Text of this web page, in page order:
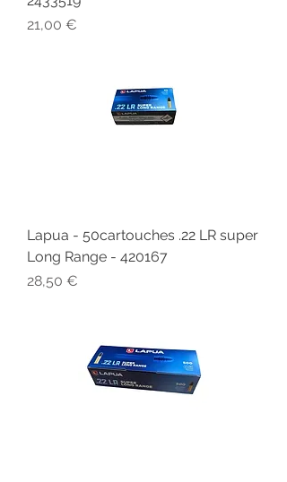
Prix
21,00 €
Lapua - 50cartouches .22 LR super
Long Range - 420167
Prix
28,50 €